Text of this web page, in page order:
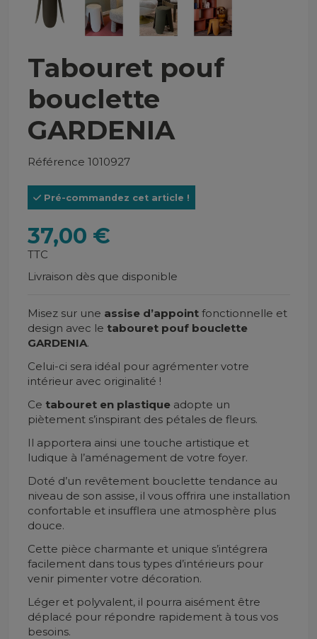
Tabouret pouf
bouclette
GARDENIA
Référence 1010927
Pré-commandez cet article !
37,00 €
TTC
Livraison dès que disponible
Misez sur une assise d’appointfonctionnelle et
design avec le tabouret pouf bouclette
GARDENIA.
Celui-ci sera idéal pour agrémenter votre
intérieur avec originalité !
Ce tabouret en plastiqueadopte un
piètement s’inspirant des pétales de fleurs.
Il apportera ainsi une touche artistique et
ludique à l’aménagement de votre foyer.
Doté d’un revêtement bouclette tendance au
niveau de son assise, il vous offrira une installation
confortable et insufflera une atmosphère plus
douce.
Cette pièce charmante et unique s’intégrera
facilement dans tous types d’intérieurs pour
venir pimenter votre décoration.
Léger et polyvalent, il pourra aisément être
déplacé pour répondre rapidement à tous vos
besoins.